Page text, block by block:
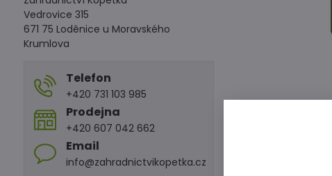
Vícesložkové
molybdenem,
Vedrovice 315
671 75 Loděnice u Moravského
Krumlova
Telefon
+420 731 103 985
Prodejna
+420 607 042 662
Email
info@zahradnictvikopetka.cz